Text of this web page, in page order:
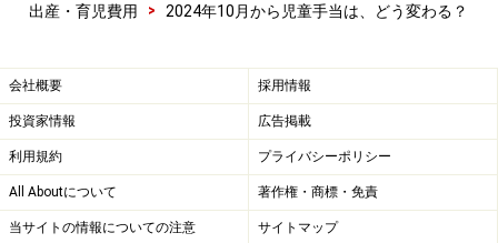
支給月が年3回から年6回に増える
2024年9月までは、児童手当は原則として年3回に分け
て、6月、10月、2月に支給されています。支給月に前月
までの4カ月の分がまとめて振り込まれる仕組みでし
た。たとえば、6月の支給月に受け取れるのは、2月分か
ら5月分の児童手当になります。
出産・育児費用
> 2024年10月から児童手当は、どう変わる？
会社概要 採用情報
投資家情報 広告掲載
利用規約 プライバシーポリシー
All Aboutについて 著作権・商標・免責
当サイトの情報についての注意 サイトマップ